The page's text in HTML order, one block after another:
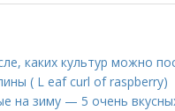
каких культур можно
( L eaf curl of raspberry)
на зиму — 5 очень